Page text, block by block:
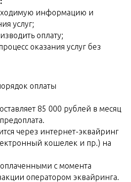
информацию и
услуг;
оплату;
оказания услуг без
оплаты
85 000 рублей в месяц
через интернет-эквайринг
кошелек и пр.) на
оплаченными с момента
оператором эквайринга.